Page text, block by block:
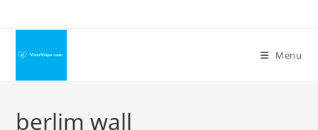
conteúdo
Menu
berlim wall